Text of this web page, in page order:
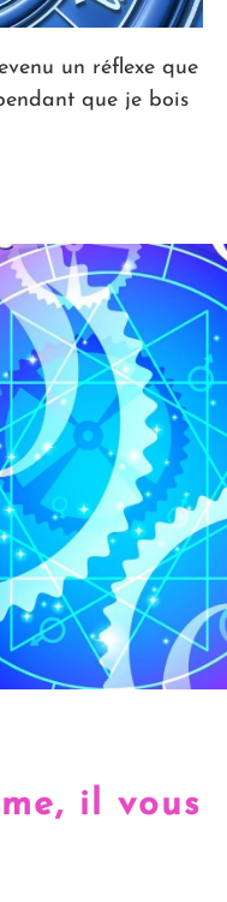
un réflexe que
que je bois
il vous